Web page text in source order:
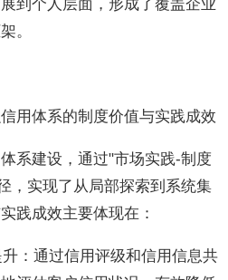
到个人层面，形成了覆盖企业
。
用体系的制度价值与实践成效
系建设，通过"市场实践-制度
，实现了从局部探索到系统集
践成效主要体现在：
：通过信用评级和信用信息共